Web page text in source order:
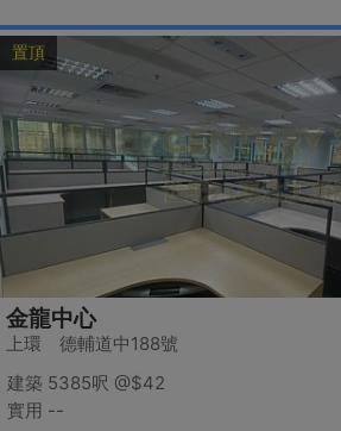
置頂
金龍中心
上環 德輔道中188號
建築 5385呎 @$42
實用 --